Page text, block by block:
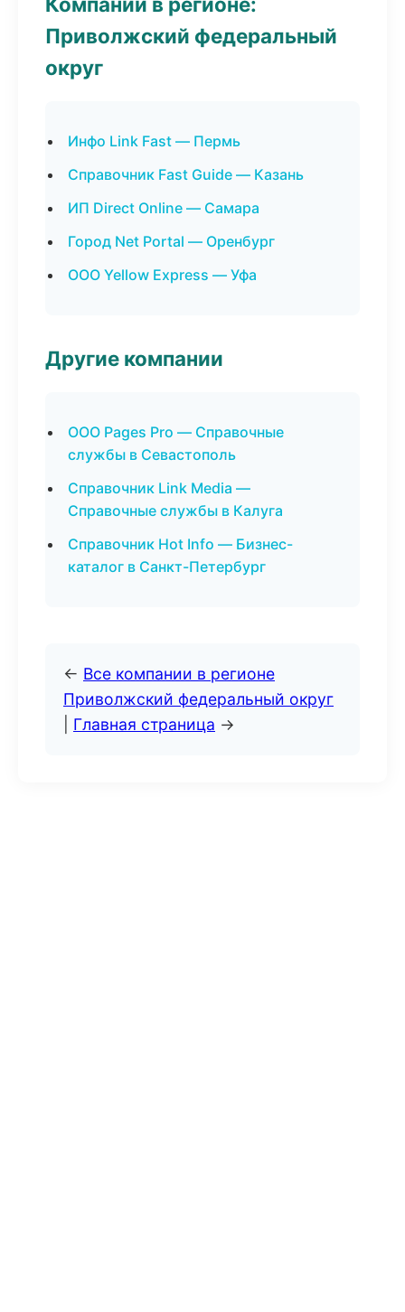
Приволжский федеральный
округ
Инфо Link Fast — Пермь
Справочник Fast Guide — Казань
ИП Direct Online — Самара
Город Net Portal — Оренбург
ООО Yellow Express — Уфа
Другие компании
ООО Pages Pro — Справочные
службы в Севастополь
Справочник Link Media —
Справочные службы в Калуга
Справочник Hot Info — Бизнес-
каталог в Санкт-Петербург
← Все компании в регионе
Приволжский федеральный округ
Главная страница →